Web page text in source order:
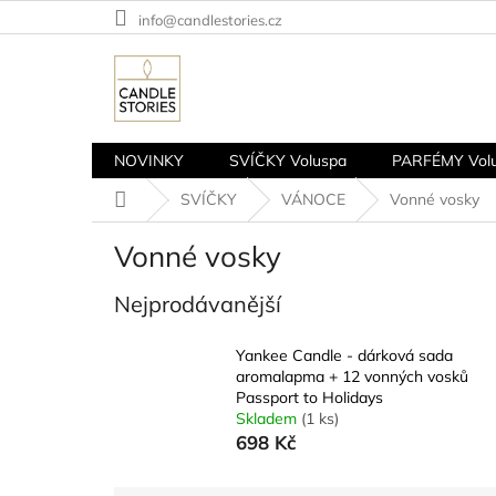
na
info@candlestories.cz
NOVINKY SVÍČKY Voluspa PARFÉMY
Domů
SVÍČKY VÁNOCE Vonné vosky
Vonné vosky
Nejprodávanější
Yankee Candle - dárková sada
aromalapma + 12 vonných vosků
Passport to Holidays
Skladem (1 ks)
698 Kč